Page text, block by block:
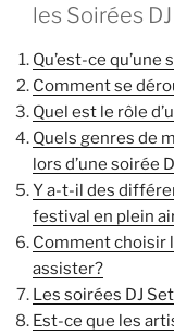
les Soirées
Qu’est-ce qu’une
Comment se
Quel est le rôle
Quels genres de
lors d’une soirée
Y a-t-il des
festival en plein
Comment choisir
assister?
Les soirées DJ
Est-ce que les